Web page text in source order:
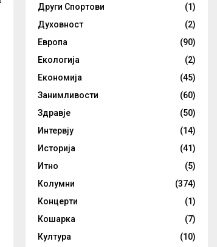
Други Спортови
(1)
Духовност
(2)
Европа
(90)
Екологија
(2)
Економија
(45)
Занимливости
(60)
Здравје
(50)
Интервју
(14)
Историја
(41)
Итно
(5)
Колумни
(374)
Концерти
(1)
Кошарка
(7)
Култура
(10)